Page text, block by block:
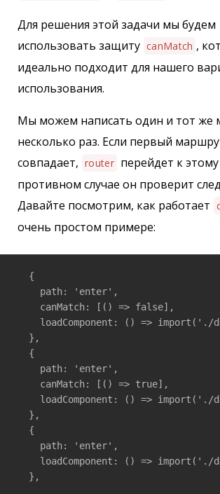
Для решения этой задачи мы будем
использовать защиту canMatch ,
идеально подходит для нашего
использования.
Мы можем написать один и тот же
несколько раз. Если первый
совпадает, router перейдет к
противном случае он проверит
Давайте посмотрим, как работает
очень простом примере:
  {
    path: 'enter',
    canMatch: [() => false],
loadComponent: () =>
  },
  {
    path: 'enter',
    canMatch: [() => true],
loadComponent: () => import('./
  },
  {
    path: 'enter',
loadComponent: () => import('./
  },